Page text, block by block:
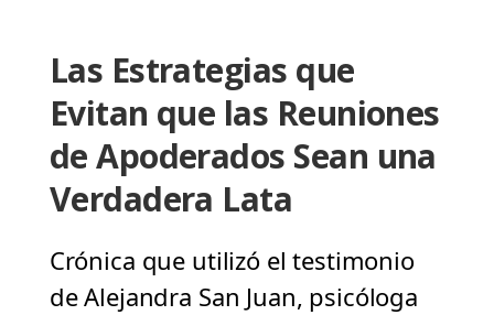
Las Estrategias que
Evitan que las Reuniones
de Apoderados Sean una
Verdadera Lata
Crónica que utilizó el testimonio
de Alejandra San Juan, psicóloga